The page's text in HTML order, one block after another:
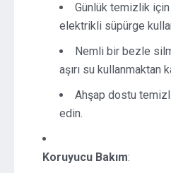
Günlük temizlik
elektrikli süpürge
Nemli bir bezle
aşırı su kullanmaktan
Ahşap dostu
edin.
Koruyucu Bakım: